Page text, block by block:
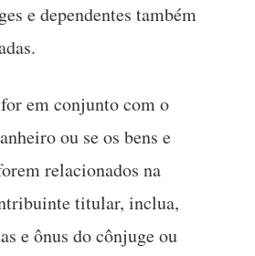
e dependentes também
em conjunto com o
ou se os bens e
relacionados na
titular, inclua,
e ônus do cônjuge ou